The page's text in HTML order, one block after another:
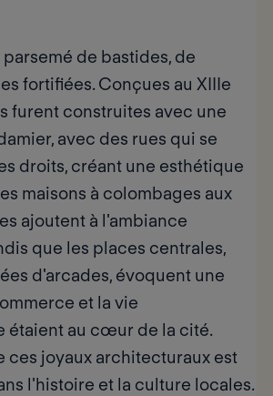
de bastides, de
fortifiées. Conçues au XIIIe
furent construites avec une
avec des rues qui se
droits, créant une esthétique
maisons à colombages aux
ajoutent à l'ambiance
que les places centrales,
d'arcades, évoquent une
et la vie
étaient au cœur de la cité.
ces joyaux architecturaux est
l'histoire et la culture locales.